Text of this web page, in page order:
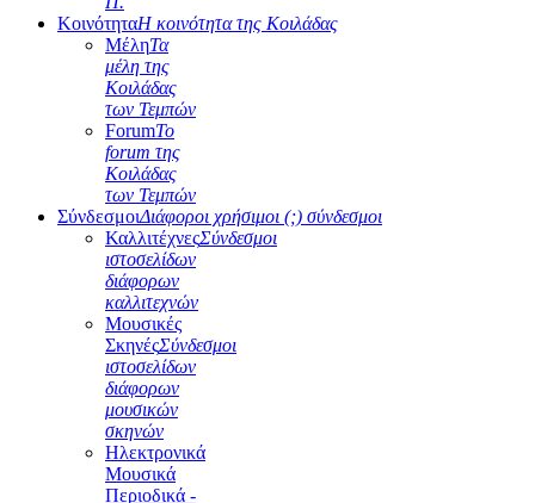
ΚοινότηταΗ κοινότητα της Κοιλάδας
ΜέληΤα
μέλη της
Κοιλάδας
των Τεμπών
ForumΤο
forum της
Κοιλάδας
των Τεμπών
ΣύνδεσμοιΔιάφοροι χρήσιμοι (;) σύνδεσμοι
ΚαλλιτέχνεςΣύνδεσμοι
ιστοσελίδων
διάφορων
καλλιτεχνών
Μουσικές
ΣκηνέςΣύνδεσμοι
ιστοσελίδων
διάφορων
μουσικών
σκηνών
Ηλεκτρονικά
Μουσικά
Περιοδικά -